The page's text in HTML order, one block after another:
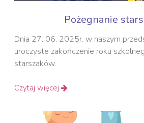
Pożegnanie
Dnia 27. 06. 2025r. w naszym
uroczyste zakończenie roku
starszaków.
Czytaj więcej